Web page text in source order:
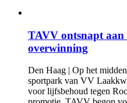
TAVV ontsnapt aan
overwinning
Den Haag | Op het
sportpark van VV
voor lijfsbehoud tegen